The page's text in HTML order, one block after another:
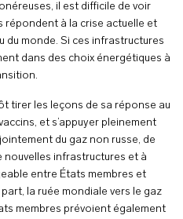
il est difficile de voir
répondent à la crise actuelle et
du monde. Si ces infrastructures
dans des choix énergétiques à
tirer les leçons de sa réponse au
et s’appuyer pleinement
du gaz non russe, de
nouvelles infrastructures et à
entre États membres et
la ruée mondiale vers le gaz
membres prévoient également